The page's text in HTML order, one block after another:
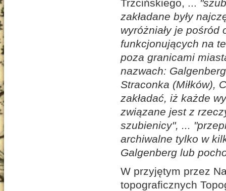
Trzcińskiego, ...
zakładane były
wyróżniały je
funkcjonujących na
poza granicami
nazwach:
Straconka (Miłków),
zakładać, iż każde
związane jest z
szubienicy", ...
archiwalne tylko w
Galgenberg lub
W przyjętym przez
topograficznych